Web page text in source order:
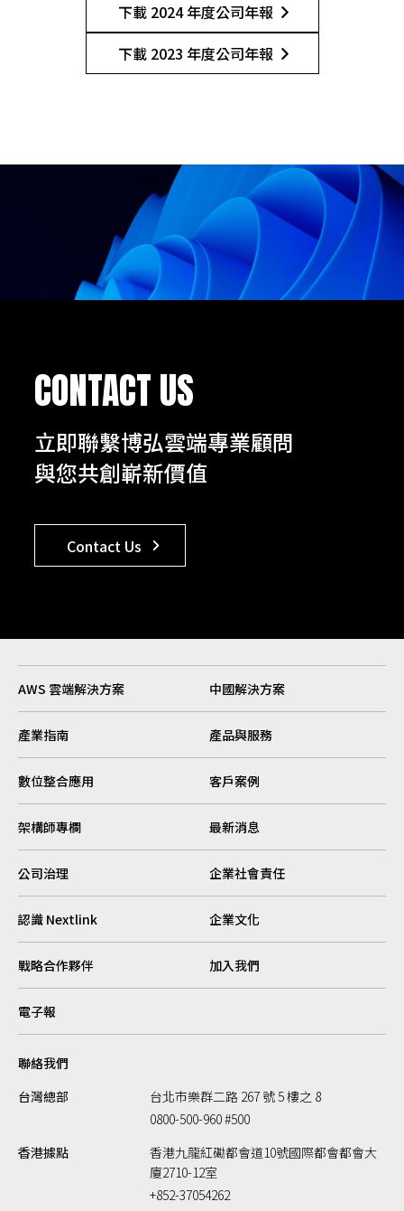
下載 2024 年度公司年報
下載 2023 年度公司年報
CONTACT US
立即聯繫博弘雲端專業顧問
與您共創嶄新價值
Contact Us
AWS 雲端解決方案 中國解決方案
產業指南 產品與服務
數位整合應用 客戶案例
架構師專欄 最新消息
公司治理 企業社會責任
認識 Nextlink 企業文化
戰略合作夥伴 加入我們
電子報
聯絡我們
台灣總部
台北市樂群二路 267 號 5 樓之 8
0800-500-960 #500
香港據點
香港九龍紅磡都會道10號國際都會都會大
廈2710-12室
+852-37054262